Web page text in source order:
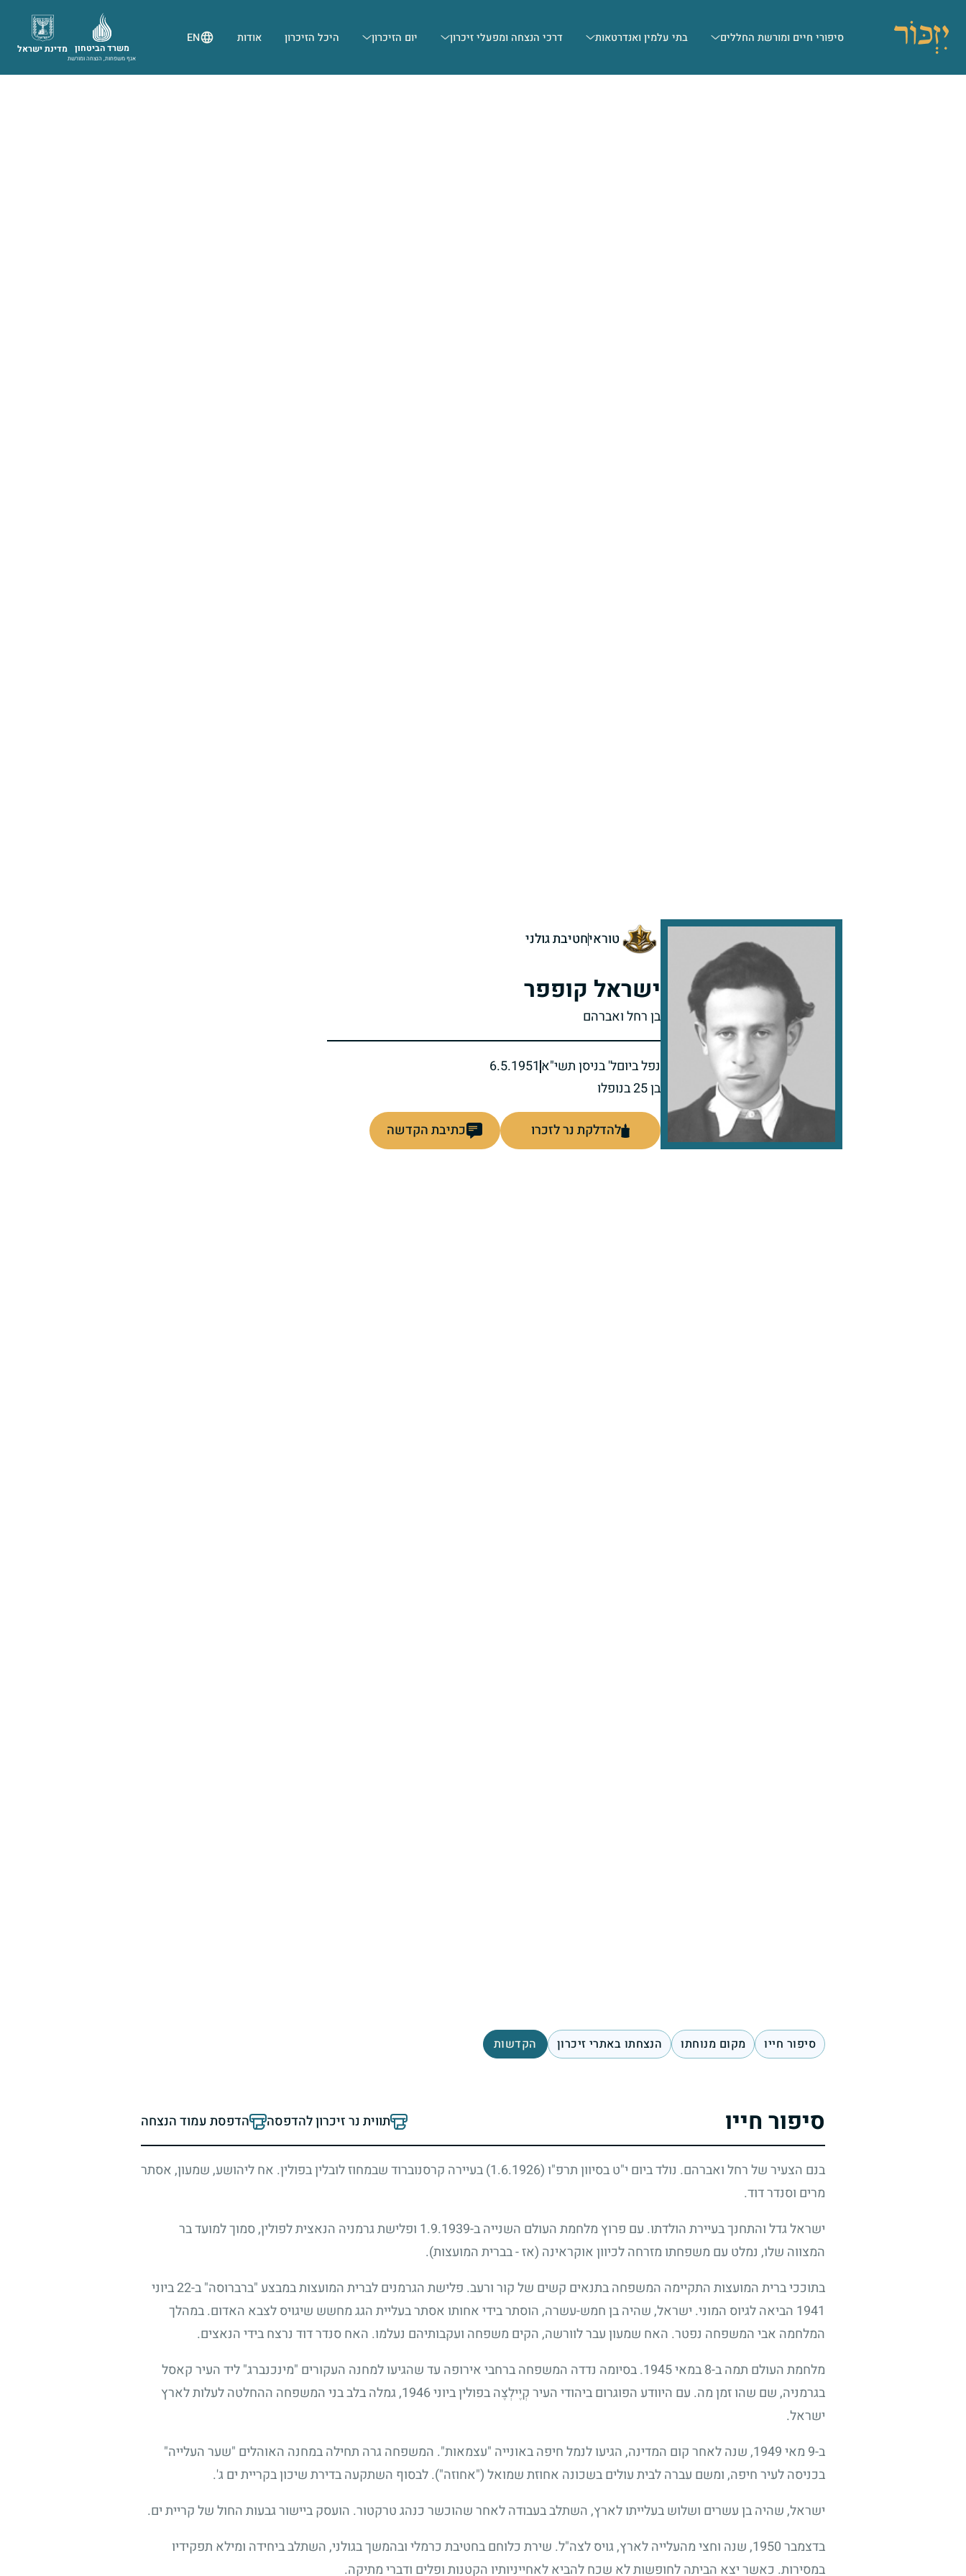
סיפורי חיים ומורשת החללים בתי עלמין ואנדרטאות דרכי הנצחה ומפעלי זיכרון יום הזיכרון היכל הזיכרון אודות EN
מדינת ישראל משרד הביטחון
אגף משפחות, הנצחה ומורשת
טוראיחטיבת גולני
ישראל קופפר
בן רחל ואברהם
נפל ביוםל' בניסן תשי"א 6.5.1951
בן 25 בנופלו
להדלקת נר לזכרו כתיבת הקדשה
סיפור חייו מקום מנוחתו הנצחתו באתרי זיכרון הקדשות
סיפור חייו תווית נר זיכרון להדפסה הדפסת עמוד הנצחה
בנם הצעיר של רחל ואברהם. נולד ביום י"ט בסיוון תרפ"ו (1.6.1926)
בעיירה קרסנוברוד שבמחוז לובלין בפולין. אח ליהושע, שמעון, אסתר
מרים וסנדר דוד.
ישראל גדל והתחנך בעיירת הולדתו. עם פרוץ מלחמת העולם השנייה ב-1.9.1939 ופלישת גרמניה הנאצית לפולין, סמוך למועד בר
המצווה שלו, נמלט עם משפחתו מזרחה לכיוון אוקראינה (אז - בברית המועצות).
בתוככי ברית המועצות התקיימה המשפחה בתנאים קשים של קור ורעב. פלישת הגרמנים לברית המועצות במבצע "ברברוסה" ב-22 ביוני
1941 הביאה לגיוס המוני. ישראל, שהיה בן חמש-עשרה, הוסתר בידי אחותו אסתר בעליית הגג מחשש שיגויס לצבא האדום. במהלך
המלחמה אבי המשפחה נפטר. האח שמעון עבר לוורשה, הקים משפחה ועקבותיהם נעלמו. האח סנדר דוד נרצח בידי הנאצים.
מלחמת העולם תמה ב-8 במאי 1945. בסיומה נדדה המשפחה ברחבי אירופה עד שהגיעו למחנה העקורים "מינכנברג" ליד העיר קאסל
בגרמניה, שם שהו זמן מה. עם היוודע הפוגרום ביהודי העיר קְיֶילְצֶה בפולין ביוני 1946, גמלה בלב בני המשפחה ההחלטה לעלות לארץ
ישראל.
ב-9 מאי 1949, שנה לאחר קום המדינה, הגיעו לנמל חיפה באונייה "עצמאות". המשפחה גרה תחילה במחנה האוהלים "שער העלייה"
בכניסה לעיר חיפה, ומשם עברה לבית עולים בשכונה אחוזת שמואל ("אחוזה"). לבסוף השתקעה בדירת שיכון בקריית ים ג'.
ישראל, שהיה בן עשרים ושלוש בעלייתו לארץ, השתלב בעבודה לאחר שהוכשר כנהג טרקטור. הועסק ביישור גבעות החול של קריית ים.
בדצמבר 1950, שנה וחצי מהעלייה לארץ, גויס לצה"ל. שירת כלוחם בחטיבת כרמלי ובהמשך בגולני, השתלב ביחידה ומילא תפקידיו
במסירות. כאשר יצא הביתה לחופשות לא שכח להביא לאחייניותיו הקטנות ופלים ודברי מתיקה.